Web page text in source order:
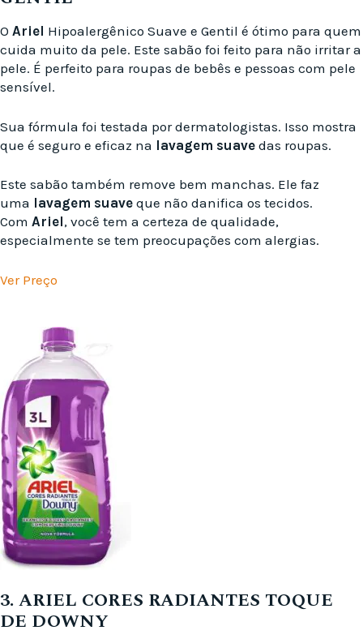
O Ariel Hipoalergênico Suave e Gentil é ótimo para quem
cuida muito da pele. Este sabão foi feito para não irritar a
pele. É perfeito para roupas de bebês e pessoas com pele
sensível.
Sua fórmula foi testada por dermatologistas. Isso mostra
que é seguro e eficaz na lavagem suave das roupas.
Este sabão também remove bem manchas. Ele faz
uma lavagem suave que não danifica os tecidos.
Com Ariel, você tem a certeza de qualidade,
especialmente se tem preocupações com alergias.
Ver Preço
3. ARIEL CORES RADIANTES TOQUE
DE DOWNY